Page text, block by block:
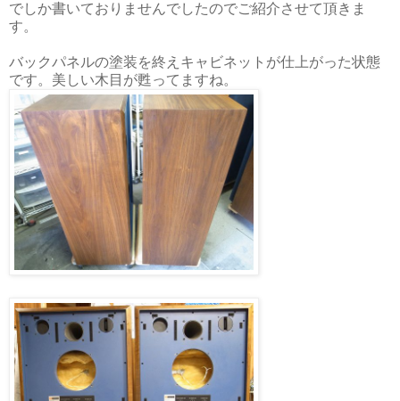
でしか書いておりませんでしたのでご紹介させて頂きま
す。
バックパネルの塗装を終えキャビネットが仕上がった状態
です。美しい木目が甦ってますね。